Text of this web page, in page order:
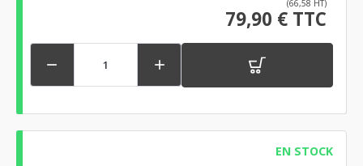
(66,58 HT)
79,90 € TTC
 
EN STOCK